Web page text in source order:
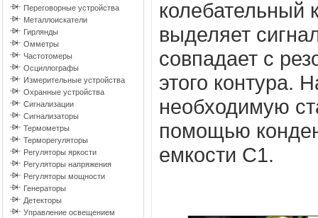
Переговорные устройства
Металлоискатели
Гирлянды
Омметры
Частотомеры
Осциллографы
Измерительные устройства
Охранные устройства
Сигнализации
Сигнализаторы
Термометры
Терморегуляторы
Регуляторы яркости
Регуляторы напряжения
Регуляторы мощности
Генераторы
Детекторы
Управление освещением
колебательный
выделяет
совпадает с
этого контура.
необходимую
помощью
емкости С1.